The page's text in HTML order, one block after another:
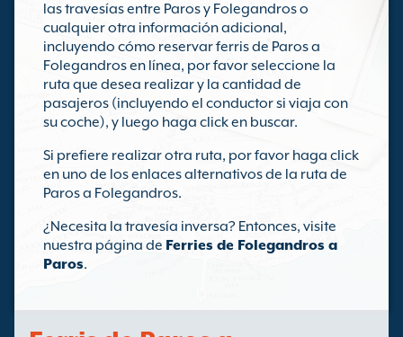
las travesías entre Paros y Folegandros o
cualquier otra información adicional,
incluyendo cómo reservar ferris de Paros a
Folegandros en línea, por favor seleccione la
ruta que desea realizar y la cantidad de
pasajeros (incluyendo el conductor si viaja con
su coche), y luego haga click en buscar.
Si prefiere realizar otra ruta, por favor haga click
en uno de los enlaces alternativos de la ruta de
Paros a Folegandros.
¿Necesita la travesía inversa? Entonces, visite
nuestra página de Ferries de Folegandros a
Paros.